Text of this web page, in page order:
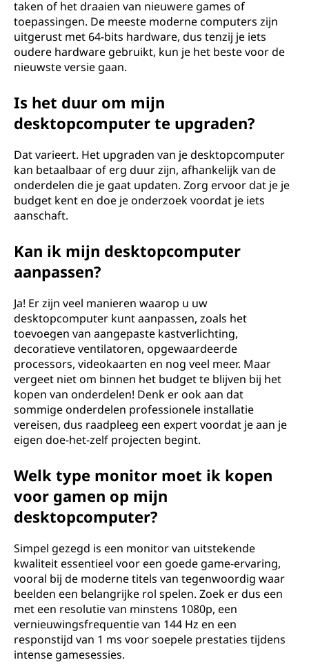
taken of het draaien van nieuwere games of
toepassingen. De meeste moderne computers zijn
uitgerust met 64-bits hardware, dus tenzij je iets
oudere hardware gebruikt, kun je het beste voor de
nieuwste versie gaan.
Is het duur om mijn
desktopcomputer te upgraden?
Dat varieert. Het upgraden van je desktopcomputer
kan betaalbaar of erg duur zijn, afhankelijk van de
onderdelen die je gaat updaten. Zorg ervoor dat je je
budget kent en doe je onderzoek voordat je iets
aanschaft.
Kan ik mijn desktopcomputer
aanpassen?
Ja! Er zijn veel manieren waarop u uw
desktopcomputer kunt aanpassen, zoals het
toevoegen van aangepaste kastverlichting,
decoratieve ventilatoren, opgewaardeerde
processors, videokaarten en nog veel meer. Maar
vergeet niet om binnen het budget te blijven bij het
kopen van onderdelen! Denk er ook aan dat
sommige onderdelen professionele installatie
vereisen, dus raadpleeg een expert voordat je aan je
eigen doe-het-zelf projecten begint.
Welk type monitor moet ik kopen
voor gamen op mijn
desktopcomputer?
Simpel gezegd is een monitor van uitstekende
kwaliteit essentieel voor een goede game-ervaring,
vooral bij de moderne titels van tegenwoordig waar
beelden een belangrijke rol spelen. Zoek er dus een
met een resolutie van minstens 1080p, een
vernieuwingsfrequentie van 144 Hz en een
responstijd van 1 ms voor soepele prestaties tijdens
intense gamesessies.